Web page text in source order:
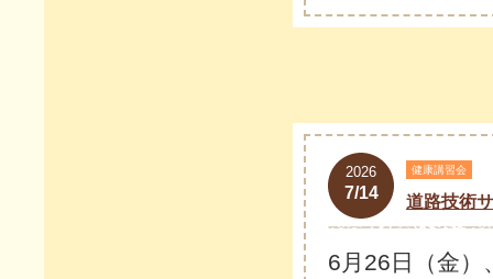
2026
7/14
健康講習会
道路技術
6月26日（金